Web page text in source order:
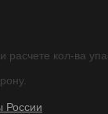
расчете кол-ва
России